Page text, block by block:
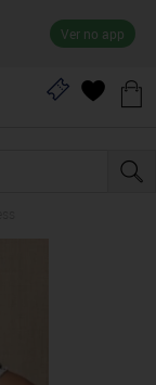
Ver no app